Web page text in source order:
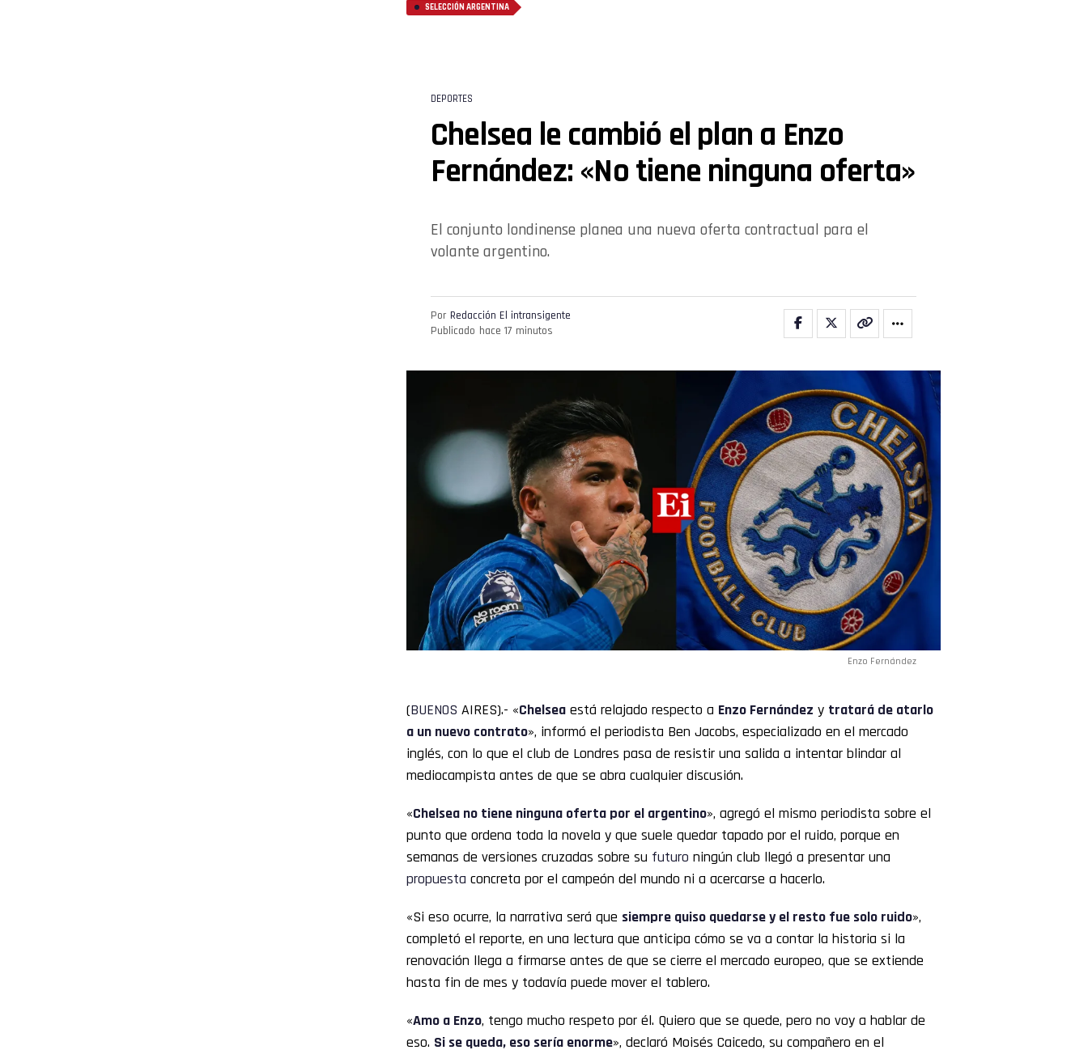
SELECCIÓN ARGENTINA
DEPORTES
Chelsea le cambió el plan a Enzo
Fernández: «No tiene ninguna oferta»
El conjunto londinense planea una nueva oferta contractual para el
volante argentino.
Por Redacción El intransigente
Publicado hace 17 minutos
Enzo Fernández
(BUENOS AIRES).- «Chelsea está relajado respecto a Enzo Fernández y tratará de atarlo
a un nuevo contrato», informó el periodista Ben Jacobs, especializado en el mercado
inglés, con lo que el club de Londres pasa de resistir una salida a intentar blindar al
mediocampista antes de que se abra cualquier discusión.
«Chelsea no tiene ninguna oferta por el argentino», agregó el mismo periodista sobre el
punto que ordena toda la novela y que suele quedar tapado por el ruido, porque en
semanas de versiones cruzadas sobre su futuro ningún club llegó a presentar una
propuesta concreta por el campeón del mundo ni a acercarse a hacerlo.
«Si eso ocurre, la narrativa será que siempre quiso quedarse y el resto fue solo ruido»,
completó el reporte, en una lectura que anticipa cómo se va a contar la historia si la
renovación llega a firmarse antes de que se cierre el mercado europeo, que se extiende
hasta fin de mes y todavía puede mover el tablero.
«Amo a Enzo, tengo mucho respeto por él. Quiero que se quede, pero no voy a hablar de
eso. Si se queda, eso sería enorme», declaró Moisés Caicedo, su compañero en el